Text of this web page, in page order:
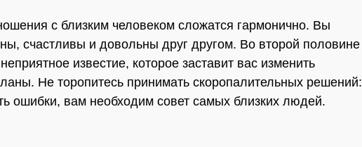
с близким человеком сложатся гармонично. Вы
счастливы и довольны друг другом. Во второй половине
известие, которое заставит вас изменить
Не торопитесь принимать скоропалительных решений:
ошибки, вам необходим совет самых близких людей.